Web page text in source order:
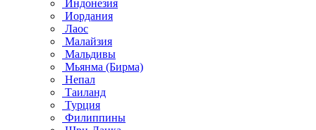
Индонезия
Иордания
Лаос
Малайзия
Мальдивы
Мьянма (Бирма)
Непал
Таиланд
Турция
Филиппины